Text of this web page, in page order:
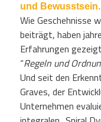
und Bewusstsein.
Wie Geschehnisse
beiträgt, haben
Erfahrungen
“Regeln und
Und seit den
Graves, der
Unternehmen